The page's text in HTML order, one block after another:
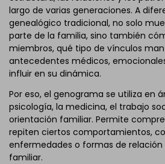
largo de varias generaciones. A
genealógico tradicional, no solo
parte de la familia, sino también
miembros, qué tipo de vínculos
antecedentes médicos,
influir en su dinámica.
Por eso, el genograma se utiliza en
psicología, la medicina, el trabajo
orientación familiar. Permite
repiten ciertos comportamientos,
enfermedades o formas de
familiar.